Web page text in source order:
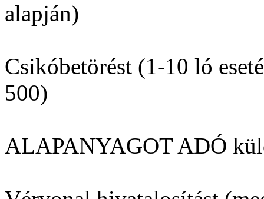
alapján)
Csikóbetörést (1-10 ló
500)
ALAPANYAGOT ADÓ